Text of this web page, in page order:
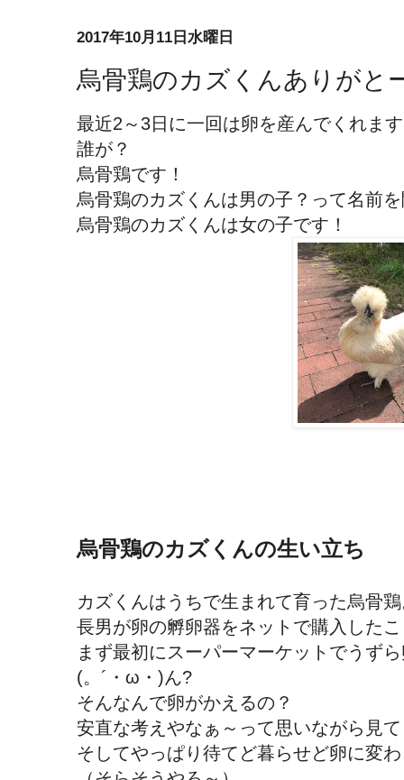
2017年10月11日水曜日
烏骨鶏のカズくんありがと
最近2～3日に一回は卵を産んでくれま
誰が？
烏骨鶏です！
烏骨鶏のカズくんは男の子？って名前
烏骨鶏のカズくんは女の子です！
烏骨鶏のカズくんの生い立ち
カズくんはうちで生まれて育った烏骨
長男が卵の孵卵器をネットで購入した
まず最初にスーパーマーケットでうず
(。´・ω・)ん?
そんなんで卵がかえるの？
安直な考えやなぁ～って思いながら見
そしてやっぱり待てど暮らせど卵に変